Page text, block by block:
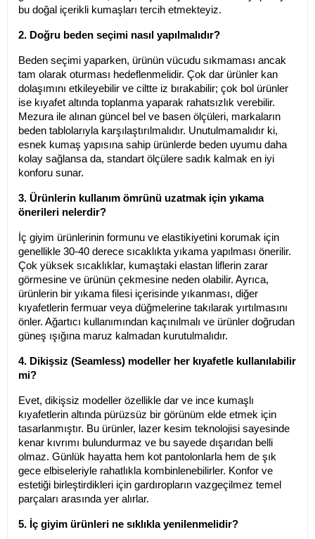
bu doğal içerikli kumaşları tercih etmekteyiz.
2. Doğru beden seçimi nasıl yapılmalıdır?
Beden seçimi yaparken, ürünün vücudu sıkmaması ancak
tam olarak oturması hedeflenmelidir. Çok dar ürünler kan
dolaşımını etkileyebilir ve ciltte iz bırakabilir; çok bol ürünler
ise kıyafet altında toplanma yaparak rahatsızlık verebilir.
Mezura ile alınan güncel bel ve basen ölçüleri, markaların
beden tablolarıyla karşılaştırılmalıdır. Unutulmamalıdır ki,
esnek kumaş yapısına sahip ürünlerde beden uyumu daha
kolay sağlansa da, standart ölçülere sadık kalmak en iyi
konforu sunar.
3. Ürünlerin kullanım ömrünü uzatmak için yıkama
önerileri nelerdir?
İç giyim ürünlerinin formunu ve elastikiyetini korumak için
genellikle 30-40 derece sıcaklıkta yıkama yapılması önerilir.
Çok yüksek sıcaklıklar, kumaştaki elastan liflerin zarar
görmesine ve ürünün çekmesine neden olabilir. Ayrıca,
ürünlerin bir yıkama filesi içerisinde yıkanması, diğer
kıyafetlerin fermuar veya düğmelerine takılarak yırtılmasını
önler. Ağartıcı kullanımından kaçınılmalı ve ürünler doğrudan
güneş ışığına maruz kalmadan kurutulmalıdır.
4. Dikişsiz (Seamless) modeller her kıyafetle kullanılabilir
mi?
Evet, dikişsiz modeller özellikle dar ve ince kumaşlı
kıyafetlerin altında pürüzsüz bir görünüm elde etmek için
tasarlanmıştır. Bu ürünler, lazer kesim teknolojisi sayesinde
kenar kıvrımı bulundurmaz ve bu sayede dışarıdan belli
olmaz. Günlük hayatta hem kot pantolonlarla hem de şık
gece elbiseleriyle rahatlıkla kombinlenebilirler. Konfor ve
estetiği birleştirdikleri için gardıropların vazgeçilmez temel
parçaları arasında yer alırlar.
5. İç giyim ürünleri ne sıklıkla yenilenmelidir?